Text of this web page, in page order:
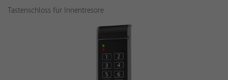
Tastenschloss für Innentresore